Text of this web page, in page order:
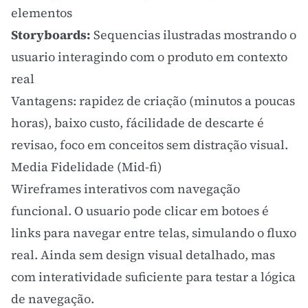
elementos
Storyboards: Sequencias ilustradas mostrando o
usuario interagindo com o produto em contexto
real
Vantagens: rapidez de criação (minutos a poucas
horas), baixo custo, fácilidade de descarte é
revisao, foco em conceitos sem distração visual.
Media Fidelidade (Mid-fi)
Wireframes interativos com navegação
funcional. O usuario pode clicar em botoes é
links para navegar entre telas, simulando o fluxo
real. Ainda sem design visual detalhado, mas
com interatividade suficiente para testar a lógica
de navegação.